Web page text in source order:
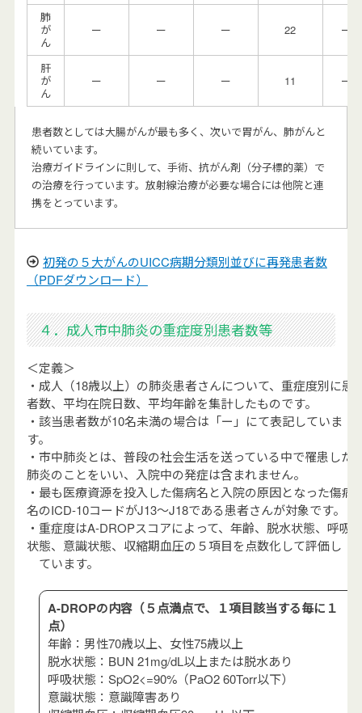
肺
が
ん
ー ー ー 22 ー
肝
が
ん
ー ー ー 11 ー
患者数としては大腸がんが最も多く、次いで胃がん、肺がんと
続いています。
治療ガイドラインに則して、手術、抗がん剤（分子標的薬）で
の治療を行っています。放射線治療が必要な場合には他院と連
携をとっています。
初発の５大がんのUICC病期分類別並びに再発患者数
（PDFダウンロード）
４．成人市中肺炎の重症度別患者数等
＜定義＞
・成人（18歳以上）の肺炎患者さんについて、重症度別に患
者数、平均在院日数、平均年齢を集計したものです。
・該当患者数が10名未満の場合は「ー」にて表記していま
す。
・市中肺炎とは、普段の社会生活を送っている中で罹患した
肺炎のことをいい、入院中の発症は含まれません。
・最も医療資源を投入した傷病名と入院の原因となった傷病
名のICD-10コードがJ13～J18である患者さんが対象です。
・重症度はA-DROPスコアによって、年齢、脱水状態、呼吸
状態、意識状態、収縮期血圧の５項目を点数化して評価し
ています。
A-DROPの内容（５点満点で、１項目該当する毎に１
点）
年齢：男性70歳以上、女性75歳以上
脱水状態：BUN 21mg/dL以上または脱水あり
呼吸状態：SpO2<=90%（PaO2 60Torr以下）
意識状態：意識障害あり